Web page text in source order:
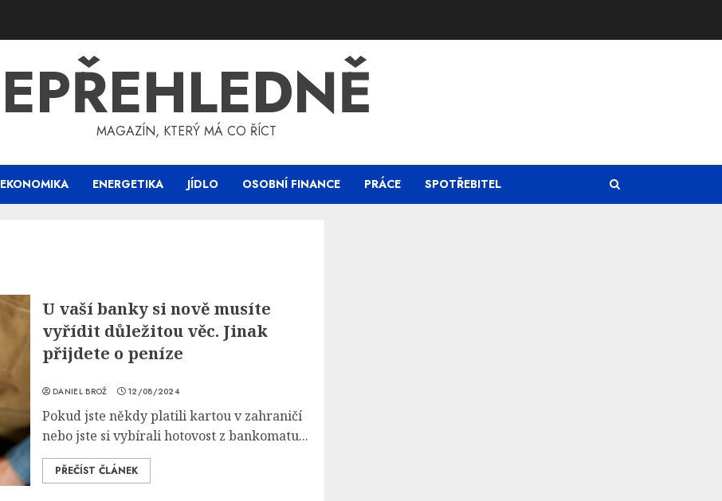
EPŘEHLEDNĚ
MAGAZÍN, KTERÝ MÁ CO ŘÍCT
EKONOMIKA ENERGETIKA JÍDLO OSOBNÍ FINANCE PRÁCE SPOTŘEBITEL
U vaší banky si nově musíte
vyřídit důležitou věc. Jinak
přijdete o peníze
DANIEL BROŽ 12/08/2024
Pokud jste někdy platili kartou v zahraničí
nebo jste si vybírali hotovost z bankomatu...
PŘEČÍST ČLÁNEK